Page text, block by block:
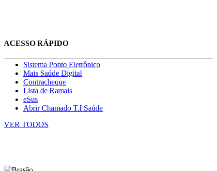
ACESSO RÁPIDO
Sistema Ponto Eletrônico
Mais Saúde Digital
Contracheque
Lista de Ramais
eSus
Abrir Chamado T.I Saúde
VER TODOS